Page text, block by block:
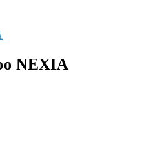
NEXIA